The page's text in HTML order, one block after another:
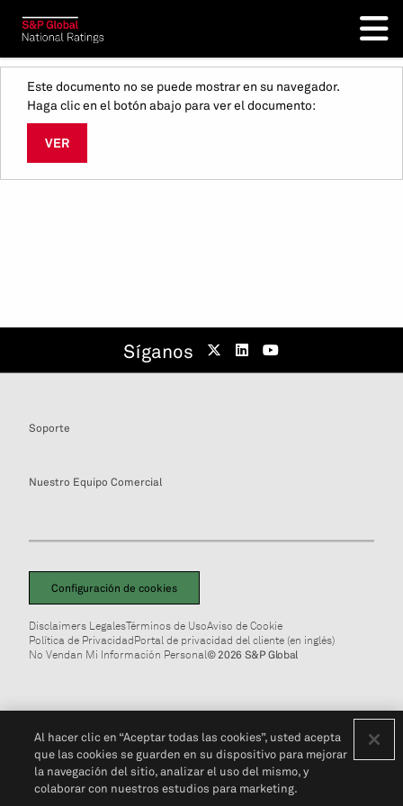
Este documento no se puede mostrar en su navegador.
Haga clic en el botón abajo para ver el documento:
VER
Síganos
Soporte
Nuestro Equipo Comercial
Configuración de cookies
Disclaimers LegalesTérminos de UsoAviso de Cookie
Política de PrivacidadPortal de privacidad del cliente (en inglés)
No Vendan Mi Información Personal© 2026 S&P Global
Al hacer clic en “Aceptar todas las cookies”, usted acepta
que las cookies se guarden en su dispositivo para mejorar
la navegación del sitio, analizar el uso del mismo, y
colaborar con nuestros estudios para marketing.